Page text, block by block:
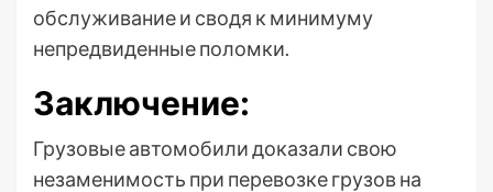
обслуживание и сводя к минимуму
непредвиденные поломки.
Заключение:
Грузовые автомобили доказали свою
незаменимость при перевозке грузов на